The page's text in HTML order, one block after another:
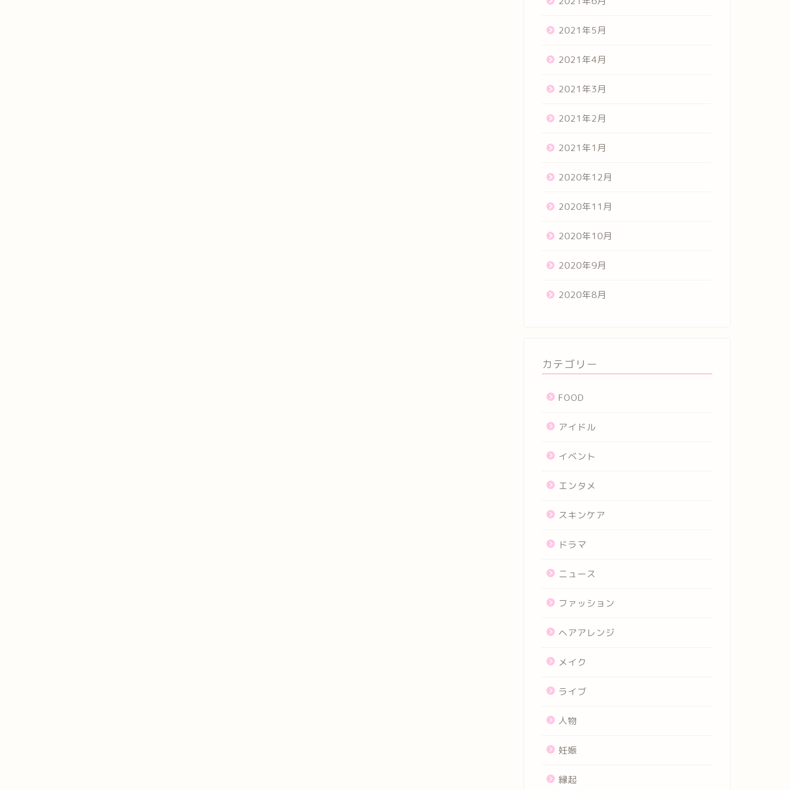
2021年5月
2021年4月
2021年3月
2021年2月
2021年1月
2020年12月
2020年11月
2020年10月
2020年9月
2020年8月
カテゴリー
FOOD
アイドル
イベント
エンタメ
スキンケア
ドラマ
ニュース
ファッション
ヘアアレンジ
メイク
ライブ
人物
妊娠
縁起